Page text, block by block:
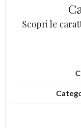
Scopri le